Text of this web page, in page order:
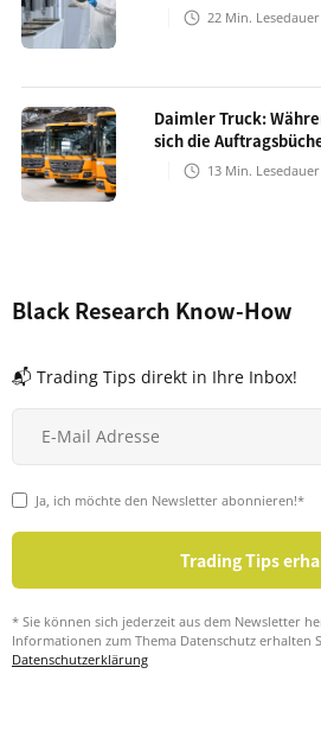
22 Min. Lesedauer
Daimler Truck:
sich die
13 Min. Lesedauer
Black Research Know-How
📬 Trading Tips direkt in Ihre Inbox!
Ja, ich möchte den Newsletter abonnieren!*
* Sie können sich jederzeit aus dem Newsletter
Informationen zum Thema Datenschutz erhalten
Datenschutzerklärung